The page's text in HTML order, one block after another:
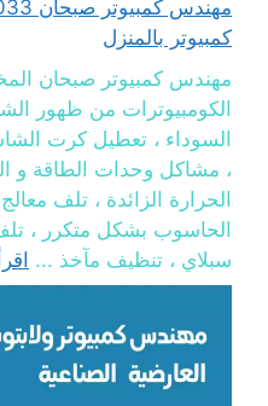
كمبيوتر بالمنزل
مهندس كمبيوتر صبحان
الكومبيوترات من ظهور
السوداء ، تعطيل كرت
، مشاكل وحدات الطاقة و
الحرارة الزائدة ، تلف
الحاسوب بشكل متكرر ، تلف
سبلاي ، تنظيف مآخذ ...